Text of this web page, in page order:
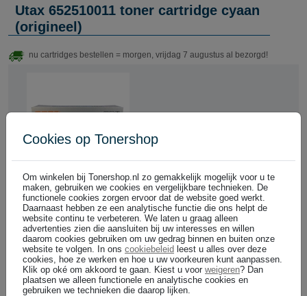
Utax 652510011 toner cartridge cyaan
(origineel)
nu cartridges bestellen = morgen, vrijdag 7 augustus al bezorgd!
cyan
Cartridgenummer:
UT652510011
Bel voor levertijd +31 26
3193981
12.000 pagina's
Utax 652510011 toner cartridge cyaan (origineel)
Cookies op Tonershop
Om winkelen bij Tonershop.nl zo gemakkelijk mogelijk voor u te
maken, gebruiken we cookies en vergelijkbare technieken. De
functionele cookies zorgen ervoor dat de website goed werkt.
Daarnaast hebben ze een analytische functie die ons helpt de
website continu te verbeteren. We laten u graag alleen
advertenties zien die aansluiten bij uw interesses en willen
daarom cookies gebruiken om uw gedrag binnen en buiten onze
website te volgen. In ons cookiebeleid leest u alles over deze
cookies, hoe ze werken en hoe u uw voorkeuren kunt aanpassen.
Klik op oké om akkoord te gaan. Kiest u voor weigeren? Dan
plaatsen we alleen functionele en analytische cookies en
gebruiken we technieken die daarop lijken.